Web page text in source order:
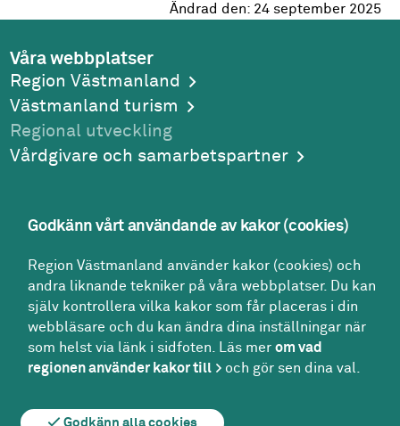
Ändrad den: 24 september 2025
Våra webbplatser
Region Västmanland
Västmanland turism
Regional utveckling
Vårdgivare och samarbetspartner
Region Västmanland
Regionhuset
721 89 Västerås
Kontakt
Kontakt­center:
021-17 30 00
Godkänn vårt användande av kakor (cookies)
Region Västmanland använder kakor (cookies) och
andra liknande tekniker på våra webbplatser. Du kan
själv kontrollera vilka kakor som får placeras i din
webbläsare och du kan ändra dina inställningar när
som helst via länk i sidfoten. Läs merom vad
regionen använder kakor till
och gör sen dina val.
Godkänn alla cookies